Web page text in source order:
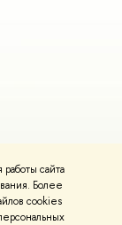
сайта
Более
cookies